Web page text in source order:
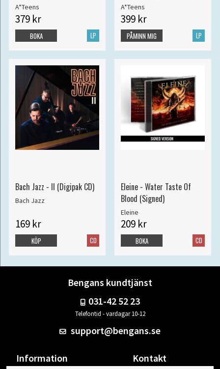
A*Teens
379 kr
LP
BOKA
A*Teens
399 kr
LP
PÅMINN MIG
Bach Jazz - II (Digipak CD)
Bach Jazz
169 kr
CD
KÖP
Eleine - Water Taste Of
Blood (Signed)
Eleine
209 kr
CD
BOKA
Bengans kundtjänst
031-42 52 23
Telefontid - vardagar 10-12
support@bengans.se
Information Kontakt